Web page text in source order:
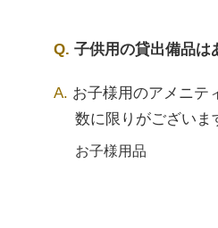
子供用の貸出備品は
お子様用のアメニテ
数に限りがございま
お子様用品